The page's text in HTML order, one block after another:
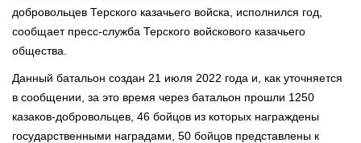
добровольцев Терского казачьего войска, исполнился год,
сообщает пресс-служба Терского войскового казачьего
общества.
Данный батальон создан 21 июля 2022 года и, как уточняется
в сообщении, за это время через батальон прошли 1250
казаков-добровольцев, 46 бойцов из которых награждены
государственными наградами, 50 бойцов представлены к